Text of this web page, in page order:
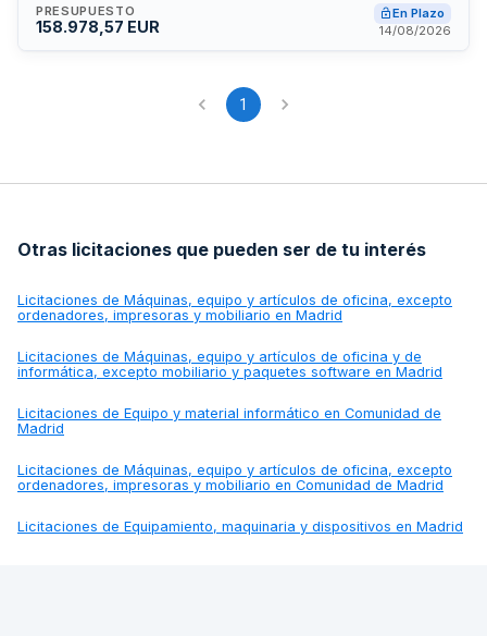
reprografía durante su vigencia, garantizando el
funcionamiento óptimo de la infraestructura de impresión
PRESUPUESTO
158.978,57 EUR
En Plazo
14/08/2026
1
Otras licitaciones que pueden ser de tu interés
Licitaciones de Máquinas, equipo y artículos de oficina, excepto
ordenadores, impresoras y mobiliario en Madrid
Licitaciones de Máquinas, equipo y artículos de oficina y de
informática, excepto mobiliario y paquetes software en Madrid
Licitaciones de Equipo y material informático en Comunidad de
Madrid
Licitaciones de Máquinas, equipo y artículos de oficina, excepto
ordenadores, impresoras y mobiliario en Comunidad de Madrid
Licitaciones de Equipamiento, maquinaria y dispositivos en Madrid